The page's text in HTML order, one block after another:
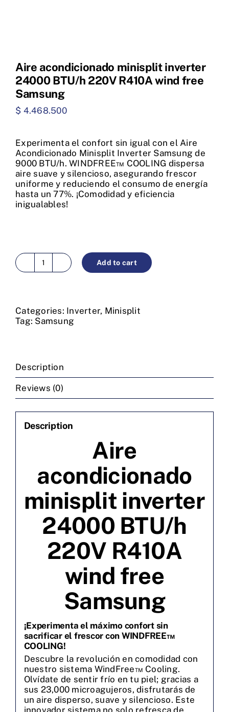
Aire acondicionado minisplit inverter
24000 BTU/h 220V R410A wind free
Samsung
$ 4.468.500
Experimenta el confort sin igual con el Aire
Acondicionado Minisplit Inverter Samsung de
9000 BTU/h. WINDFREE™ COOLING dispersa
aire suave y silencioso, asegurando frescor
uniforme y reduciendo el consumo de energía
hasta un 77%. ¡Comodidad y eficiencia
inigualables!
Aire
24000
BTU/h
Samsung
quantity
Add to cart
Categories: Inverter, Minisplit
Tag: Samsung
Description
Reviews (0)
Description
Aire
acondicionado
minisplit inverter
24000 BTU/h
220V R410A
wind free
Samsung
¡Experimenta el máximo confort sin
sacrificar el frescor con WINDFREE™
COOLING!
Descubre la revolución en comodidad con
nuestro sistema WindFree™ Cooling.
Olvídate de sentir frío en tu piel; gracias a
sus 23,000 microagujeros, disfrutarás de
un aire disperso, suave y silencioso. Este
innovador sistema no solo refresca de